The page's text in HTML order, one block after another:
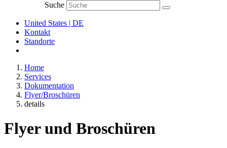
Suche
United States | DE
Kontakt
Standorte
Home
Services
Dokumentation
Flyer/Broschüren
details
Flyer und Broschüren